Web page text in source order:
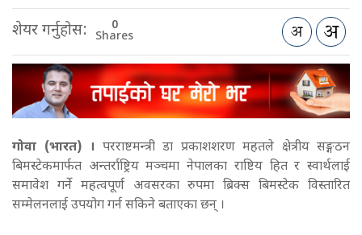
शेयर गर्नुहोस: 0
Shares
गोवा (भारत) । परराष्टमन्त्री डा प्रकाशशरण महतले क्षेत्रीय सङ्गठन
बिमस्टेकमार्फत अन्तर्राष्ट्रिय मञ्चमा नेपालका राष्टिय हित र स्वार्थलाई
समावेश गर्ने महत्वपूर्ण अवसरका रुपमा ब्रिक्स बिमस्टेक विस्तारित
सम्मेलनलाई उपयोग गर्न सकिने बताएका छन् ।